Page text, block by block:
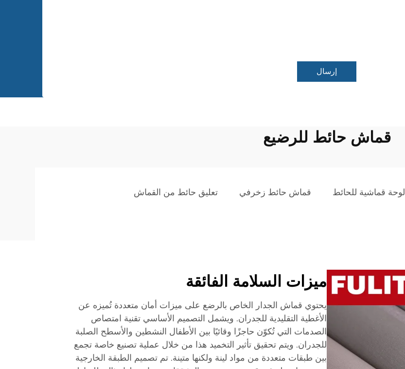
إرسال
قماش حائط للرضيع
لوحة قماشية للحائط قماش حائط زخرفي تعليق حائط من القماش
ميزات السلامة الفائقة
يحتوي قماش الجدار الخاص بالرضع على ميزات أمان متعددة تُميزه عن
الأغطية التقليدية للجدران. ويشمل التصميم الأساسي تقنية امتصاص
الصدمات التي تُكوّن حاجزًا وقائيًا بين الأطفال النشطين والأسطح الصلبة
للجدران. ويتم تحقيق تأثير التخميد هذا من خلال عملية تصنيع خاصة تجمع
بين طبقات متعددة من مواد لينة ولكنها متينة. تم تصميم الطبقة الخارجية